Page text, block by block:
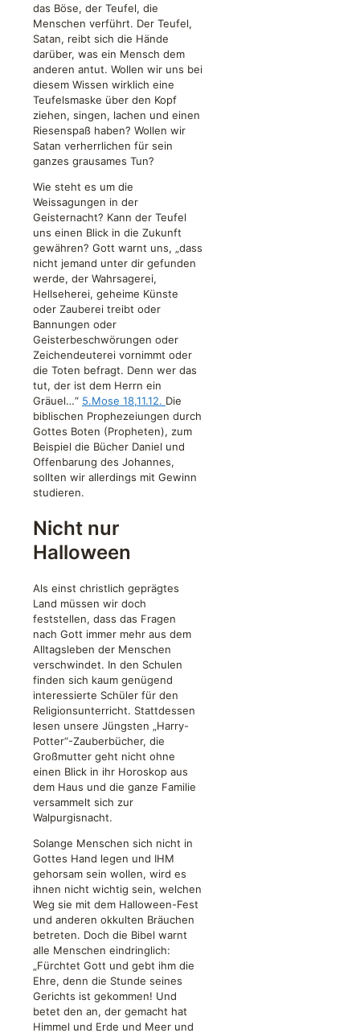
das Böse, der Teufel, die
Menschen verführt. Der Teufel,
Satan, reibt sich die Hände
darüber, was ein Mensch dem
anderen antut. Wollen wir uns bei
diesem Wissen wirklich eine
Teufelsmaske über den Kopf
ziehen, singen, lachen und einen
Riesenspaß haben? Wollen wir
Satan verherrlichen für sein
ganzes grausames Tun?
Wie steht es um die
Weissagungen in der
Geisternacht? Kann der Teufel
uns einen Blick in die Zukunft
gewähren? Gott warnt uns, „dass
nicht jemand unter dir gefunden
werde, der Wahrsagerei,
Hellseherei, geheime Künste
oder Zauberei treibt oder
Bannungen oder
Geisterbeschwörungen oder
Zeichendeuterei vornimmt oder
die Toten befragt. Denn wer das
tut, der ist dem Herrn ein
Gräuel…“ 5.Mose 18,11.12. Die
biblischen Prophezeiungen durch
Gottes Boten (Propheten), zum
Beispiel die Bücher Daniel und
Offenbarung des Johannes,
sollten wir allerdings mit Gewinn
studieren.
Nicht nur
Halloween
Als einst christlich geprägtes
Land müssen wir doch
feststellen, dass das Fragen
nach Gott immer mehr aus dem
Alltagsleben der Menschen
verschwindet. In den Schulen
finden sich kaum genügend
interessierte Schüler für den
Religionsunterricht. Stattdessen
lesen unsere Jüngsten „Harry-
Potter“-Zauberbücher, die
Großmutter geht nicht ohne
einen Blick in ihr Horoskop aus
dem Haus und die ganze Familie
versammelt sich zur
Walpurgisnacht.
Solange Menschen sich nicht in
Gottes Hand legen und IHM
gehorsam sein wollen, wird es
ihnen nicht wichtig sein, welchen
Weg sie mit dem Halloween-Fest
und anderen okkulten Bräuchen
betreten. Doch die Bibel warnt
alle Menschen eindringlich:
„Fürchtet Gott und gebt ihm die
Ehre, denn die Stunde seines
Gerichts ist gekommen! Und
betet den an, der gemacht hat
Himmel und Erde und Meer und